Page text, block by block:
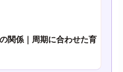
関係｜周期に合わせた育